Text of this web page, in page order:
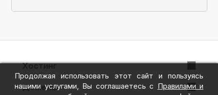
Хостинг
VPS + ispmanager
Домены
Продолжая использовать этот сайт и пользуясь
нашими услугами, Вы соглашаетесь с Правилами и